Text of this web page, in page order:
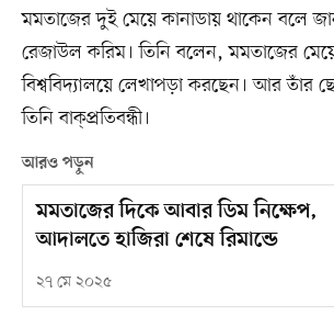
মমতাজের দুই মেয়ে কানাডায় থাকেন বলে
রেজাউল করিম। তিনি বলেন, মমতাজের
বিশ্ববিদ্যালয়ে লেখাপড়া করছেন। আর তাঁর
তিনি বাক্প্রতিবন্ধী।
আরও পড়ুন
মমতাজের দিকে আবার ডিম নিক্ষেপ,
আদালতে হাজিরা শেষে রিমান্ডে
২৭ মে ২০২৫